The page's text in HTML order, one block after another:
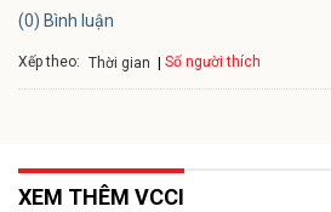
(0) Bình luận
Xếp theo: Thời gian Số người thích
XEM THÊM VCCI